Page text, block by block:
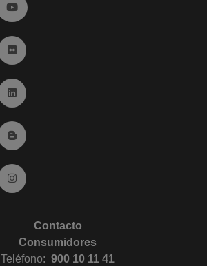
Ir a YouTube (abre en ventana nueva)
Ir a Flickr (abre en ventana nueva)
Ir a Linkedin (abre en ventana nueva)
Ir al Blog (abre en ventana nueva)
Ir a Instagram (abre en ventana nueva)
Contacto
Consumidores
Teléfono: 900 10 11 41